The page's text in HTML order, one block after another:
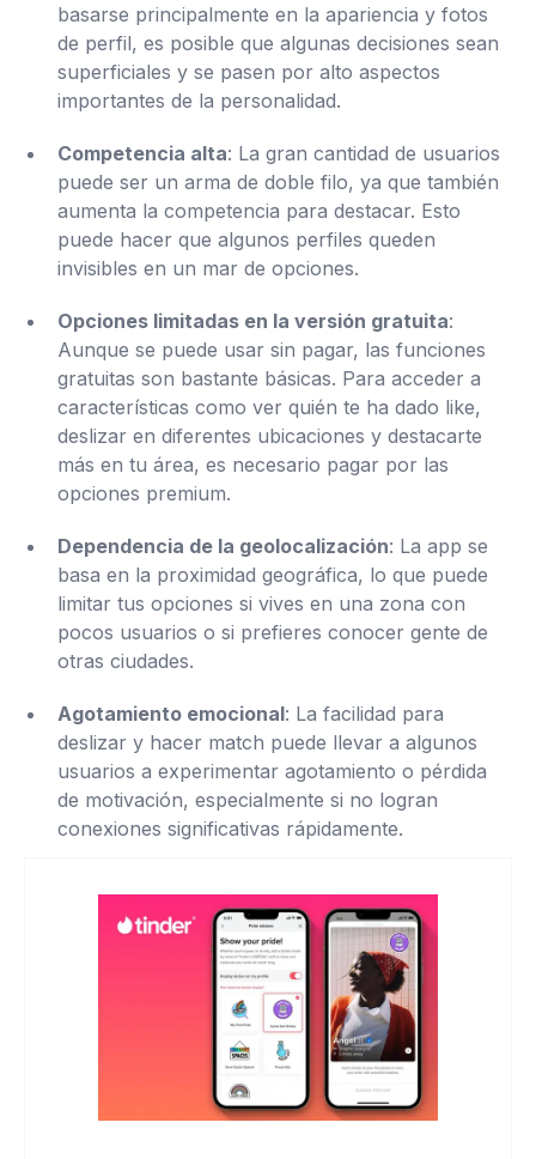
basarse principalmente en la apariencia y fotos
de perfil, es posible que algunas decisiones sean
superficiales y se pasen por alto aspectos
importantes de la personalidad.
Competencia alta: La gran cantidad de usuarios
puede ser un arma de doble filo, ya que también
aumenta la competencia para destacar. Esto
puede hacer que algunos perfiles queden
invisibles en un mar de opciones.
Opciones limitadas en la versión gratuita:
Aunque se puede usar sin pagar, las funciones
gratuitas son bastante básicas. Para acceder a
características como ver quién te ha dado like,
deslizar en diferentes ubicaciones y destacarte
más en tu área, es necesario pagar por las
opciones premium.
Dependencia de la geolocalización: La app se
basa en la proximidad geográfica, lo que puede
limitar tus opciones si vives en una zona con
pocos usuarios o si prefieres conocer gente de
otras ciudades.
Agotamiento emocional: La facilidad para
deslizar y hacer match puede llevar a algunos
usuarios a experimentar agotamiento o pérdida
de motivación, especialmente si no logran
conexiones significativas rápidamente.